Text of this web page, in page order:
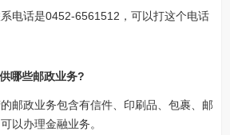
电话是0452-6561512，可以打这个电话
哪些邮政业务?
邮政业务包含有信件、印刷品、包裹、邮
以办理金融业务。